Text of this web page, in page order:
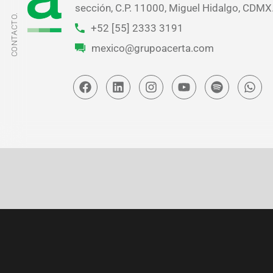
CONTACTO.
sección, C.P. 11000, Miguel Hidalgo,
+52 [55] 2333 3191
mexico@grupoacerta.com